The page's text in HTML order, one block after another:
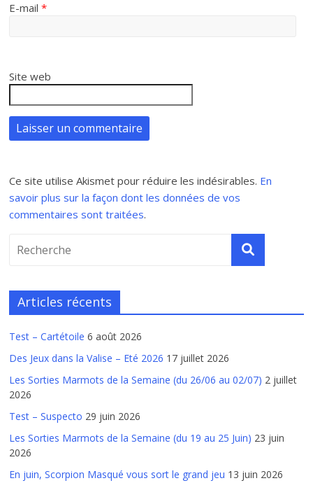
E-mail*
Site web
Ce site utilise Akismet pour réduire les indésirables. En
savoir plus sur la façon dont les données de vos
commentaires sont traitées.
Articles récents
Test – Cartétoile 6 août 2026
Des Jeux dans la Valise – Eté 2026 17 juillet 2026
Les Sorties Marmots de la Semaine (du 26/06 au 02/07) 2 juillet
2026
Test – Suspecto 29 juin 2026
Les Sorties Marmots de la Semaine (du 19 au 25 Juin) 23 juin
2026
En juin, Scorpion Masqué vous sort le grand jeu 13 juin 2026